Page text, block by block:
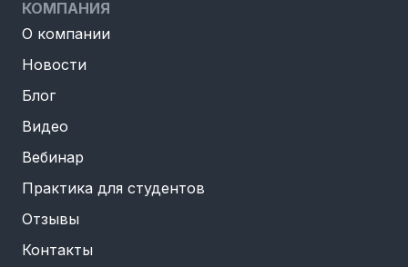
КОМПАНИЯ
О компании
Новости
Блог
Видео
Вебинар
Практика для студентов
Отзывы
Контакты